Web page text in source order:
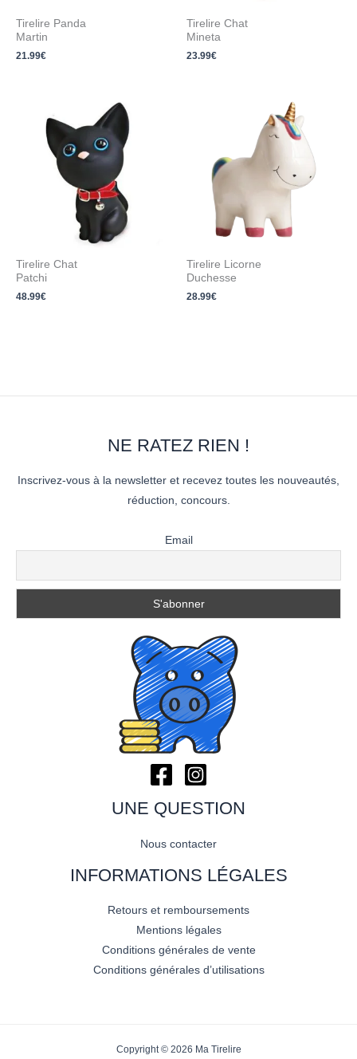
Tirelire Panda
Martin
21.99€
Tirelire Chat
Mineta
23.99€
Tirelire Chat
Patchi
48.99€
Tirelire Licorne
Duchesse
28.99€
NE RATEZ RIEN !
Inscrivez-vous à la newsletter et recevez toutes les nouveautés,
réduction, concours.
Email
UNE QUESTION
Nous contacter
INFORMATIONS LÉGALES
Retours et remboursements
Mentions légales
Conditions générales de vente
Conditions générales d’utilisations
Copyright © 2026 Ma Tirelire